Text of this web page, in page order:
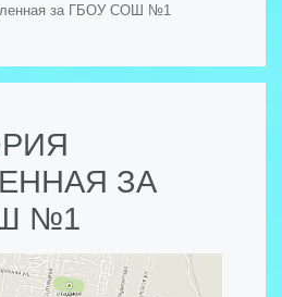
за ГБОУ СОШ №1
ЗА
№1